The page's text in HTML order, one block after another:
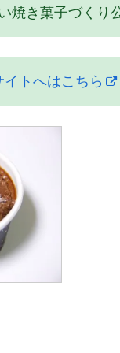
焼き菓子づくり
トへはこちら